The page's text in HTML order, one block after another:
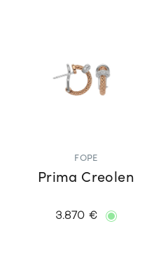
FOPE
Prima Creolen
3.870 €